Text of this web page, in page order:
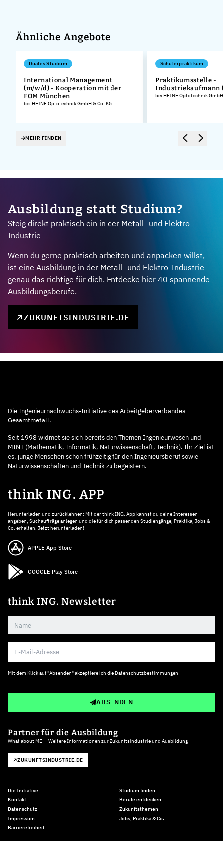
Ähnliche Angebote
Duales Studium
International Management
(m/w/d) - Kooperation mit der
FOM München
bei HEINE Optotechnik GmbH & Co. KG
Schülerpraktikum
Praktikumsstelle -
Industriekaufmann
bei HEINE Optotechnik GmbH
MEHR FINDEN
Ausbildung statt Studium?
Steig direkt praktisch ein in der Metall- und Elektro-
Industrie
Wenn du gerne praktisch arbeiten und anpacken willst,
ist eine Ausbildung in der Metall- und Elektro-Industrie
genau das richtige für dich. Entdecke hier 40 spannende
Ausbildungsberufe.
ZUKUNFTSINDUSTRIE.DE
Die Ingenieurnachwuchs-Initiative des Arbeitgeberverbandes
Gesamtmetall.
Seit 1998 widmet sie sich bereits den Themen Ingenieurwesen und
MINT (Mathematik, Informatik, Naturwissenschaft, Technik). Ihr Ziel ist
es, junge Menschen schon frühzeitig für den Ingenieursberuf sowie
Naturwissenschaften und Technik zu begeistern.
think ING. APP
Herunterladen und zurücklehnen: Mit der think ING. App kannst du deine Interessen
angeben, Suchaufträge anlegen und die für dich passenden Studiengänge, Praktika, Jobs &
Co. erhalten. Jetzt herunterladen!
APPLE App Store
GOOGLE Play Store
think ING. Newsletter
Mit dem Klick auf "Absenden" akzeptiere ich die Datenschutzbestimmungen
ABSENDEN
Partner für die Ausbildung
What about ME — Weitere Informationen zur Zukunftsindustrie und Ausbildung
ZUKUNFTSINDUSTRIE.DE
Die Initiative
Kontakt
Datenschutz
Impressum
Barrierefreiheit
Studium finden
Berufe entdecken
Zukunftsthemen
Jobs, Praktika & Co.